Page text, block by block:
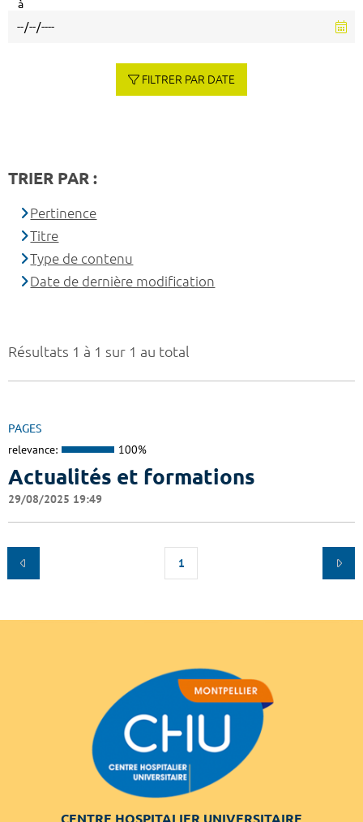
Résultats 1 à 1 sur 1 au total
PAGES
relevance: 100%
Actualités et formations
29/08/2025 19:49
1
à
FILTRER PAR DATE
TRIER PAR :
Pertinence
Titre
Type de contenu
Date de dernière modification
CENTRE HOSPITALIER UNIVERSITAIRE